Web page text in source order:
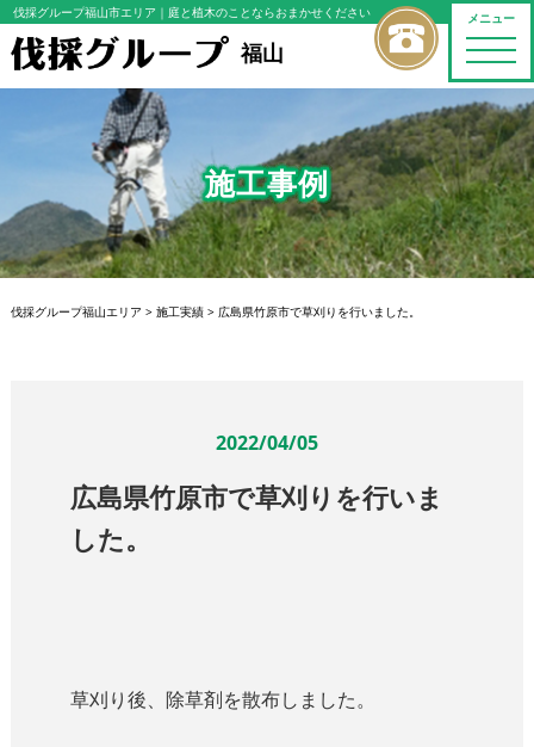
メニュー
toggle
伐採グループ福山市エリア ｜庭と植木のことならおまかせください
福山
施工事例
伐採グループ福山エリア > 施工実績> 広島県竹原市で草刈りを行いました。
2022/04/05
広島県竹原市で草刈りを行いま
した。
草刈り後、除草剤を散布しました。